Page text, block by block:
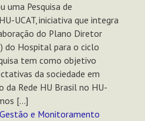
uma Pesquisa de
UCAT, iniciativa que integra
do Plano Diretor
do Hospital para o ciclo
tem como objetivo
da sociedade em
da Rede HU Brasil no HU-
[…]
e Monitoramento